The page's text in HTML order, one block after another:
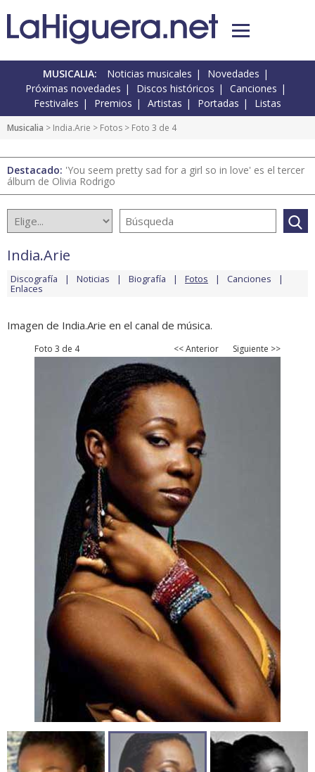
MUSICALIA: Noticias musicales
Novedades
Próximas novedades
Discos históricos
Canciones
Festivales
Premios Artistas Portadas Listas
Musicalia > India.Arie > Fotos > Foto 3 de 4
Destacado: 'You seem pretty sad for a girl so in love' es el tercer
álbum de Olivia Rodrigo
India.Arie
Discografía Noticias Biografía Fotos Canciones
Enlaces
Imagen de India.Arie en el canal de música.
Foto 3 de 4 << Anterior Siguiente >>